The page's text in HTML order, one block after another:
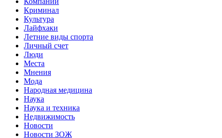
Криминал
Культура
Лайфхаки
Летние виды спорта
Личный счет
Люди
Места
Мнения
Мода
Народная медицина
Наука
Наука и техника
Недвижимость
Новости
Новости ЗОЖ